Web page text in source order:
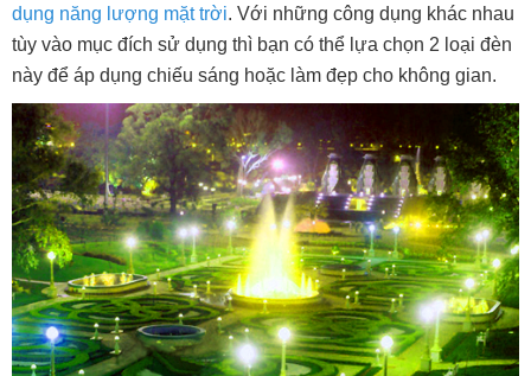
dụng năng lượng mặt trời. Với những công dụng khác nhau
tùy vào mục đích sử dụng thì bạn có thể lựa chọn 2 loại đèn
này để áp dụng chiếu sáng hoặc làm đẹp cho không gian.